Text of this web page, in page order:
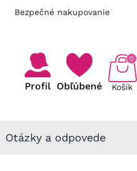
Bezpečné nakupovanie
Profil Obľúbené Košík
0
Otázky a odpovede